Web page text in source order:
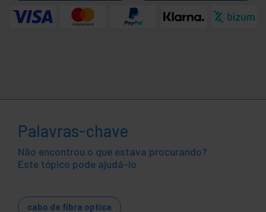
Palavras-chave
Não encontrou o que estava procurando?
Este tópico pode ajudá-lo
cabo de fibra optica